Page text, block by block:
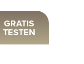
GRATIS
TESTEN